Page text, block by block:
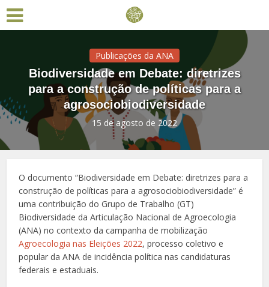
Publicações da ANA
Biodiversidade em Debate: diretrizes
para a construção de políticas para a
agrosociobiodiversidade
15 de agosto de 2022
O documento “Biodiversidade em Debate: diretrizes para a
construção de políticas para a agrosociobiodiversidade” é
uma contribuição do Grupo de Trabalho (GT)
Biodiversidade da Articulação Nacional de Agroecologia
(ANA) no contexto da campanha de mobilização
Agroecologia nas Eleições 2022, processo coletivo e
popular da ANA de incidência política nas candidaturas
federais e estaduais.